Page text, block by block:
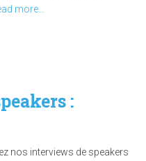
more…
:
nos interviews de speakers